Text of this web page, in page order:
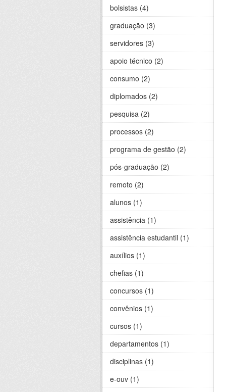
bolsistas (4)
graduação (3)
servidores (3)
apoio técnico (2)
consumo (2)
diplomados (2)
pesquisa (2)
processos (2)
programa de gestão (2)
pós-graduação (2)
remoto (2)
alunos (1)
assistência (1)
assistência estudantil (1)
auxílios (1)
chefias (1)
concursos (1)
convênios (1)
cursos (1)
departamentos (1)
disciplinas (1)
e-ouv (1)